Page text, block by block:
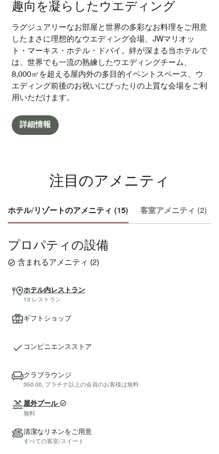
趣向を凝らしたウエディング
ラグジュアリーなお部屋と世界の多彩なお料理をご用意
したまさに理想的なウエディング会場、JWマリオッ
ト・マーキス・ホテル・ドバイ。絆が深まる当ホテルで
は、世界でも一流の熟練したウエディングチーム、
8,000㎡を超える屋内外の多目的イベントスペース、ウ
エディング前後のお祝いにぴったりの上質な会場をご利
用いただけます。
詳細情報
注目のアメニティ
ホテル/リゾートのアメニティ (15) 客室アメニティ (2)
プロパティの設備
含まれるアメニティ (2)
ホテル内レストラン
13 レストラン
ギフトショップ
コンビニエンスストア
クラブラウンジ
350.00, プラチナ以上の会員のお客様は無料
屋外プール
無料
清潔なリネンをご用意
すべての客室/スイート